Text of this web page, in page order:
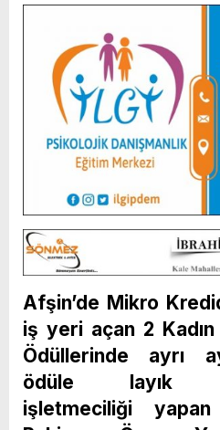
Afşin’de Mikro
iş yeri açan 2
Ödüllerinde ayrı
ödüle layık
işletmeciliği